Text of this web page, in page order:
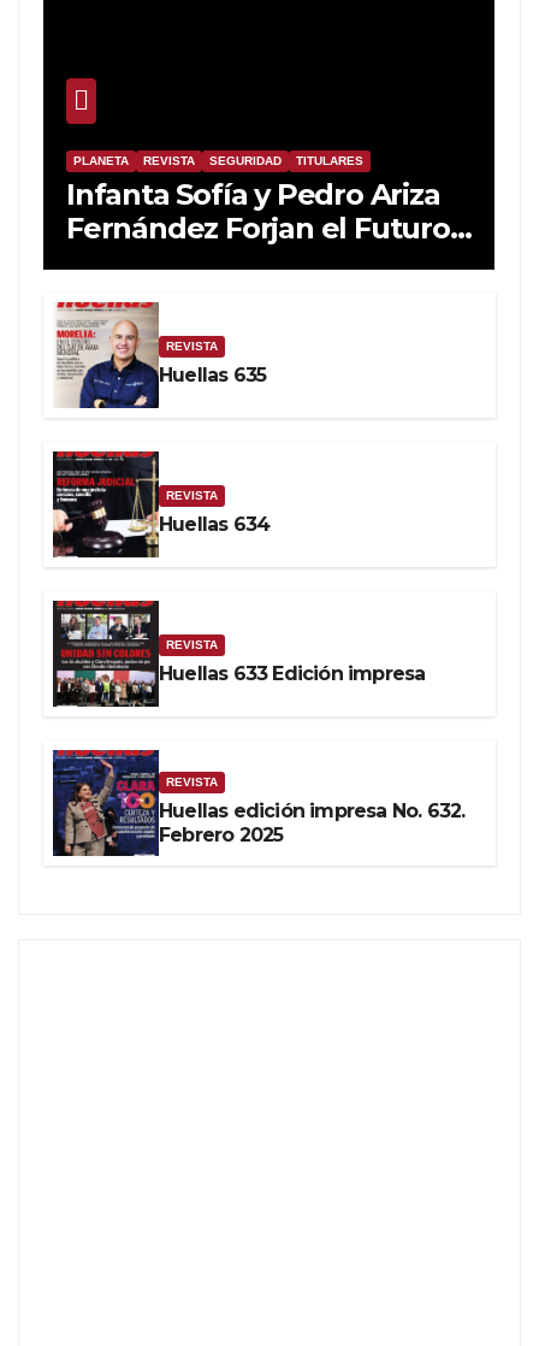
PLANETA REVISTA SEGURIDAD TITULARES
Infanta Sofía y Pedro Ariza
Fernández Forjan el Futuro
de la Soberanía Real
REVISTA
Huellas 635
REVISTA
Huellas 634
REVISTA
Huellas 633 Edición impresa
REVISTA
Huellas edición impresa No. 632.
Febrero 2025